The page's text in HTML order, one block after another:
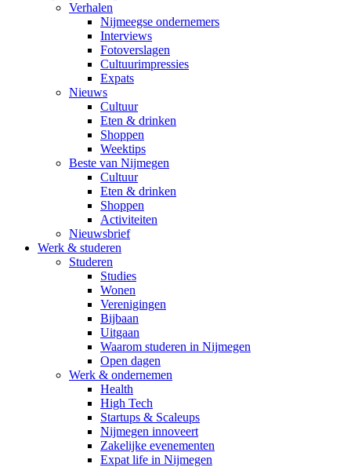
Verhalen
Nijmeegse ondernemers
Interviews
Fotoverslagen
Cultuurimpressies
Expats
Nieuws
Cultuur
Eten & drinken
Shoppen
Weektips
Beste van Nijmegen
Cultuur
Eten & drinken
Shoppen
Activiteiten
Nieuwsbrief
Werk & studeren
Studeren
Studies
Wonen
Verenigingen
Bijbaan
Uitgaan
Waarom studeren in Nijmegen
Open dagen
Werk & ondernemen
Health
High Tech
Startups & Scaleups
Nijmegen innoveert
Zakelijke evenementen
Expat life in Nijmegen